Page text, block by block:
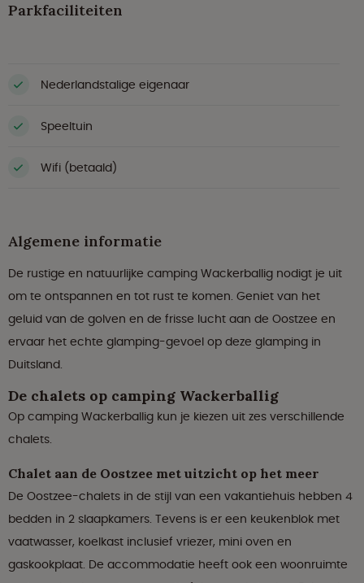
Parkfaciliteiten
Nederlandstalige eigenaar
Speeltuin
Wifi (betaald)
Algemene informatie
De rustige en natuurlijke camping Wackerballig nodigt je uit
om te ontspannen en tot rust te komen. Geniet van het
geluid van de golven en de frisse lucht aan de Oostzee en
ervaar het echte glamping-gevoel op deze glamping in
Duitsland.
De chalets op camping Wackerballig
Op camping Wackerballig kun je kiezen uit zes verschillende
chalets.
Chalet aan de Oostzee met uitzicht op het meer
De Oostzee-chalets in de stijl van een vakantiehuis hebben 4
bedden in 2 slaapkamers. Tevens is er een keukenblok met
vaatwasser, koelkast inclusief vriezer, mini oven en
gaskookplaat. De accommodatie heeft ook een woonruimte